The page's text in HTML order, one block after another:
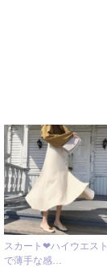
スカート❤ハイウエスト
で薄手な感…